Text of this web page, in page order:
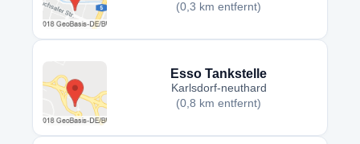
(0,3 km entfernt)
Esso Tankstelle
Karlsdorf-neuthard
(0,8 km entfernt)